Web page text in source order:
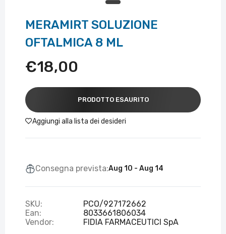
MERAMIRT SOLUZIONE
OFTALMICA 8 ML
€18,00
PRODOTTO ESAURITO
Aggiungi alla lista dei desideri
Consegna prevista:Aug 10 - Aug 14
SKU:
PCO/927172662
Ean:
8033661806034
Vendor:
FIDIA FARMACEUTICI SpA